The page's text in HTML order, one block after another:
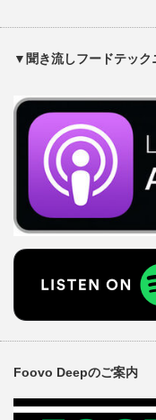
▼聞き流しフードテッ
Foovo Deepのご案内